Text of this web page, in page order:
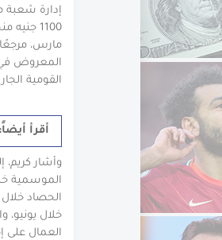
إدارة
مارس،
المعروض في
القومية
أقرأ أيضاً:
وأشار
الموسمية
الحصاد
خلال يونيو،
العمال على